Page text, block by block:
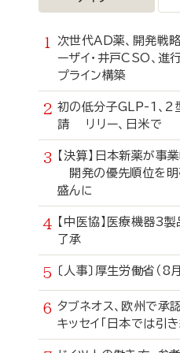
次世代AD薬、開発
ーザイ・井戸CSO、進
プライン構築
初の低分子GLP-1、2
請 リリー、日米で
【決算】日本新薬が事
開発の優先順位を明
盛んに
【中医協】医療機器3
了承
〔人事〕厚生労働省
タブネオス、欧州で
キッセイ「日本では引